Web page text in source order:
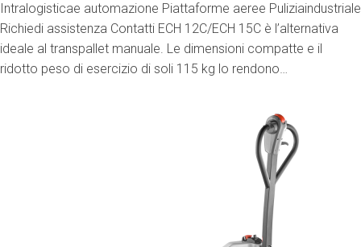
Intralogisticae automazione Piattaforme aeree Puliziaindustriale
Richiedi assistenza Contatti ECH 12C/ECH 15C è l’alternativa
ideale al transpallet manuale. Le dimensioni compatte e il
ridotto peso di esercizio di soli 115 kg lo rendono…